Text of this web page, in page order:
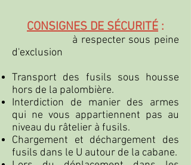
CONSIGNES DE SÉCURITÉ :
à respecter sous peine
d'exclusion
Transport des fusils sous housse
hors de la palombière.
Interdiction de manier des armes
qui ne vous appartiennent pas au
niveau du râtelier à fusils.
Chargement et déchargement des
fusils dans le U autour de la cabane.